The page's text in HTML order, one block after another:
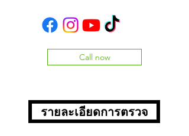
Call now
รายละเอียดการตรวจ